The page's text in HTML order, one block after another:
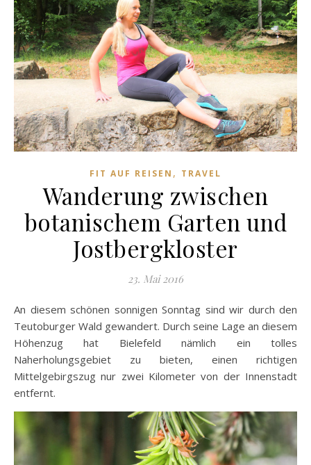
FIT AUF REISEN , TRAVEL
Wanderung zwischen
botanischem Garten und
Jostbergkloster
23. Mai 2016
An diesem schönen sonnigen Sonntag sind wir durch den
Teutoburger Wald gewandert. Durch seine Lage an diesem
Höhenzug hat Bielefeld nämlich ein tolles
Naherholungsgebiet zu bieten, einen richtigen
Mittelgebirgszug nur zwei Kilometer von der Innenstadt
entfernt.